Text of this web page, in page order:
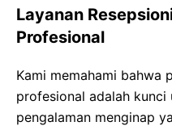
Layanan
Profesional
Kami memahami bahwa
profesional adalah
pengalaman menginap